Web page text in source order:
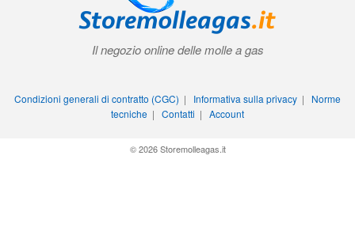
Il negozio online delle molle a gas
Condizioni generali di contratto (CGC) | Informativa sulla privacy | Norme
tecniche | Contatti | Account
© 2026 Storemolleagas.it